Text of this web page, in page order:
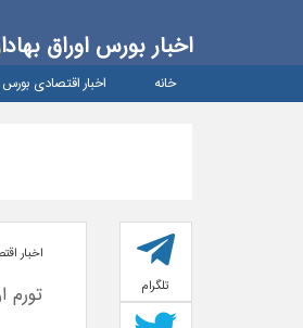
اخبار بورس اوراق
خانه اخبار اقتصادی بورس
تلگرام
اخبار